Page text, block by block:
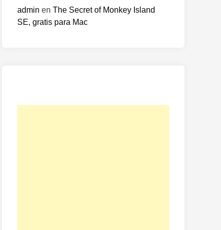
admin en The Secret of Monkey Island
SE, gratis para Mac